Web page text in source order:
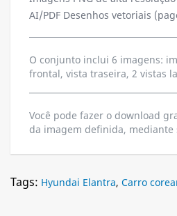
AI/PDF Desenhos vetoriais
O conjunto inclui 6 imagens:
frontal, vista traseira, 2 vistas
Você pode fazer o download
da imagem definida, mediante
Tags: Hyundai Elantra, Carro